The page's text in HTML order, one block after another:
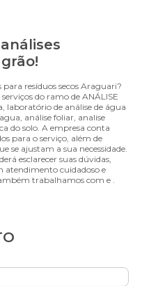
resíduos secos Araguari?
do ramo de ANÁLISE
laboratório de análise de água
análise foliar, analise
do solo. A empresa conta
para o serviço, além de
se ajustam a sua necessidade.
esclarecer suas dúvidas,
atendimento cuidadoso e
trabalhamos com e .